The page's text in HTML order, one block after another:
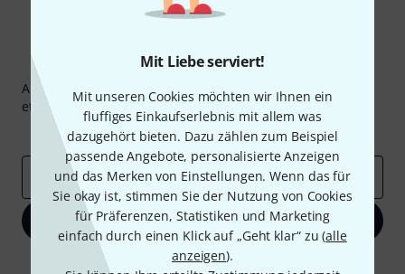
Mit Liebe serviert!
Mit unseren Cookies möchten wir Ihnen ein
fluffiges Einkaufserlebnis mit allem was
dazugehört bieten. Dazu zählen zum Beispiel
passende Angebote, personalisierte Anzeigen
und das Merken von Einstellungen. Wenn das für
Sie okay ist, stimmen Sie der Nutzung von Cookies
für Präferenzen, Statistiken und Marketing
einfach durch einen Klick auf „Geht klar“ zu (alle
anzeigen).
Thomann Newsletter
Abonniere den Thomann Newsletter und gewinne mit
etwas Glück einen von50 Gutscheinenüber jeweils
Inspirierende Beiträge
Deals Thomann Insights
E-Mail-Adresse*
Jetzt anmelden
Mit Klick auf „Jetzt anmelden“ stimmen Sie dem Erhalt von E-Mail-